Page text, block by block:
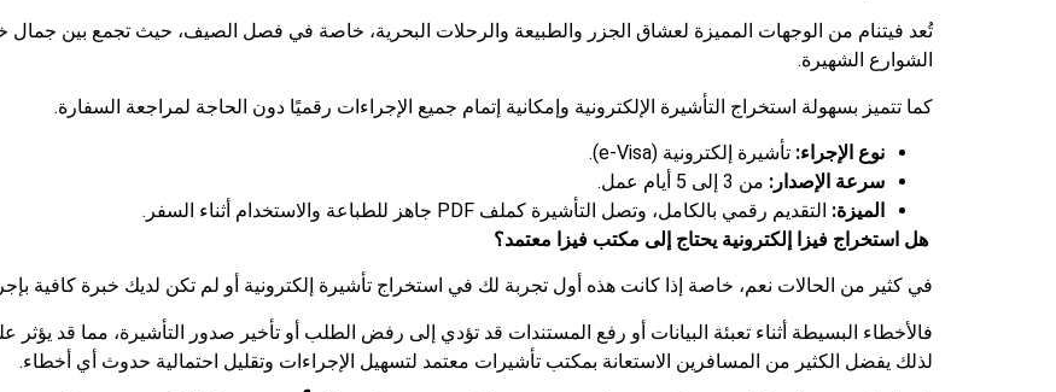
تُعد فيتنام من الوجهات المميزة لعشاق الجزر والطبيعة والرحلات البحرية، خاصة في فصل الصيف، حيث تجمع بين جمال
الشوارع الشهيرة.
كما تتميز بسهولة استخراج التأشيرة الإلكترونية وإمكانية إتمام جميع الإجراءات رقميًا دون الحاجة لمراجعة السفارة.
نوع الإجراء: تأشيرة إلكترونية (e-Visa).
سرعة الإصدار: من 3 إلى 5 أيام عمل.
الميزة: التقديم رقمي بالكامل، وتصل التأشيرة كملف PDF جاهز للطباعة والاستخدام أثناء السفر.
هل استخراج فيزا إلكترونية يحتاج إلى مكتب فيزا معتمد؟
في كثير من الحالات نعم، خاصة إذا كانت هذه أول تجربة لك في استخراج تأشيرة إلكترونية أو لم تكن لديك خبرة كافية
فالأخطاء البسيطة أثناء تعبئة البيانات أو رفع المستندات قد تؤدي إلى رفض الطلب أو تأخير صدور التأشيرة، مما قد
لذلك يفضل الكثير من المسافرين الاستعانة بمكتب تأشيرات معتمد لتسهيل الإجراءات وتقليل احتمالية حدوث أي أخطاء.